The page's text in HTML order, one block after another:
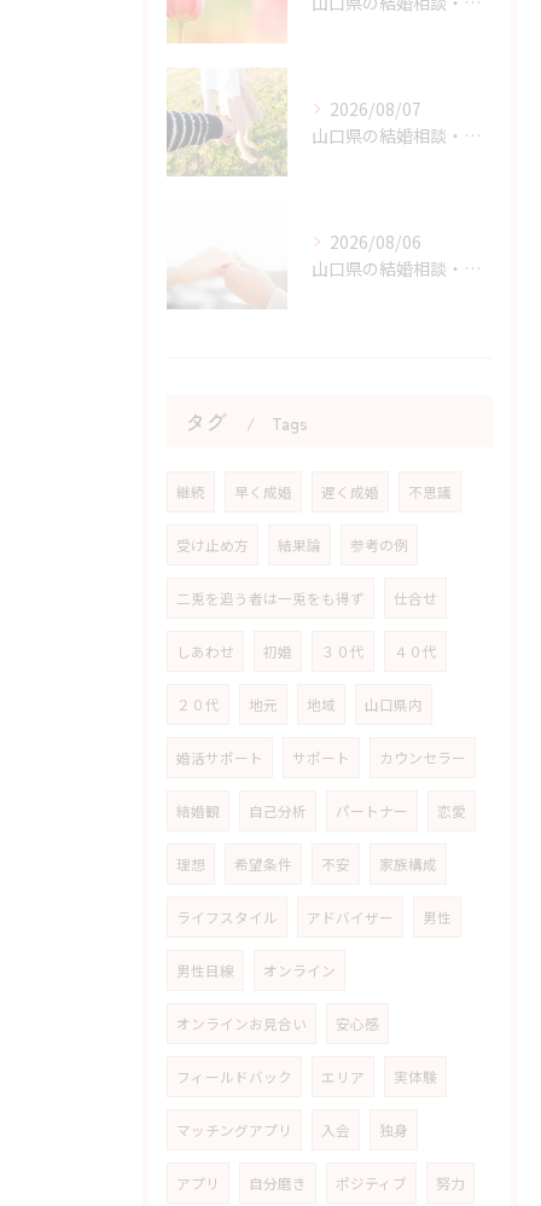
2026/08/07
山口県の結婚相談・婚活を始める勇気を持つためのヒント
2026/08/06
山口県の結婚相談・婚活の自己肯定感を高める実践アドバイス
タグ Tags
継続 早く成婚 遅く成婚 不思議
受け止め方 結果論 参考の例
二兎を追う者は一兎をも得ず 仕合せ
しあわせ 初婚 ３０代 ４０代
２０代 地元 地域 山口県内
婚活サポート サポート カウンセラー
結婚観 自己分析 パートナー 恋愛
理想 希望条件 不安 家族構成
ライフスタイル アドバイザー 男性
男性目線 オンライン
オンラインお見合い 安心感
フィールドバック エリア 実体験
マッチングアプリ 入会 独身
アプリ 自分磨き ポジティブ 努力